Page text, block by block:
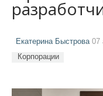
Екатерина Быстрова07
Корпорации